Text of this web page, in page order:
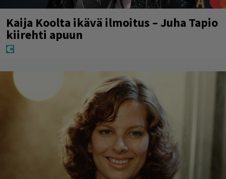
Kaija Koolta ikävä ilmoitus – Juha Tapio
kiirehti apuun